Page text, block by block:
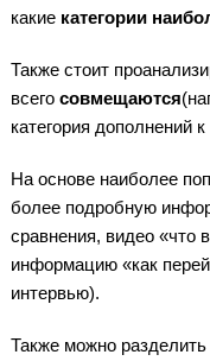
какие категории
Также стоит
всего совмещаются
категория дополнений
На основе наиболее
более подробную
сравнения, видео «что
информацию «как
интервью).
Также можно